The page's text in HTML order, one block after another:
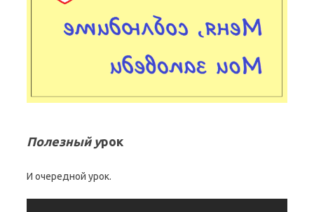
Полезный урок
И очередной урок.